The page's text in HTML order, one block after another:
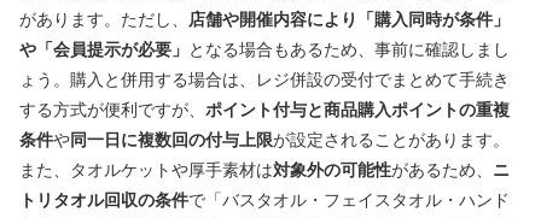
があります。ただし、
店舗や開催内容により「購入同時が条件」
や「会員提示が必要」 となる場合もあるため、事前に確認しまし
ょう。購入と併用する場合は、レジ併設の受付でまとめて手続き
する方式が便利ですが、 ポイント付与と商品購入ポイントの重複
条件や同一日に複数回の付与上限が設定されることがあります。
また、タオルケットや厚手素材は対象外の可能性があるため、 ニ
トリタオル回収の条件で「バスタオル・フェイスタオル・ハンド